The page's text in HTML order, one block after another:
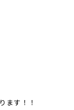
す！！